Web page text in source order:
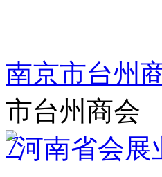
南京市台州
市台州商会
7